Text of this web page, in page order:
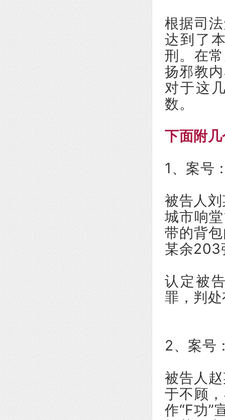
根据司
达到了
刑。在
扬邪教
对于这
数。
下面附
1、案号
被告人
城市响
带的背
某余203
认定被
罪，判
2、案号
被告人
于不顾
作“F功”